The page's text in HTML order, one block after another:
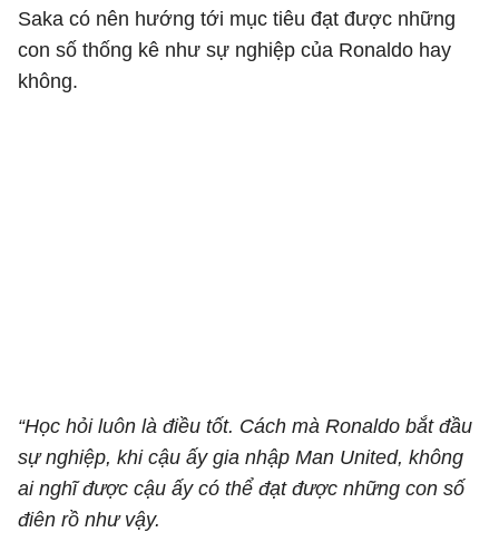
Saka có nên hướng tới mục tiêu đạt được những
con số thống kê như sự nghiệp của Ronaldo hay
không.
“Học hỏi luôn là điều tốt. Cách mà Ronaldo bắt đầu
sự nghiệp, khi cậu ấy gia nhập Man United, không
ai nghĩ được cậu ấy có thể đạt được những con số
điên rồ như vậy.